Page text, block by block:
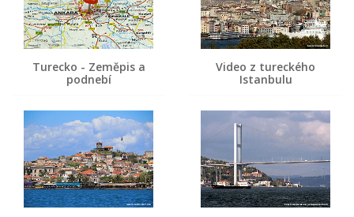
Turecko - Zeměpis a
podnebí
Video z tureckého
Istanbulu